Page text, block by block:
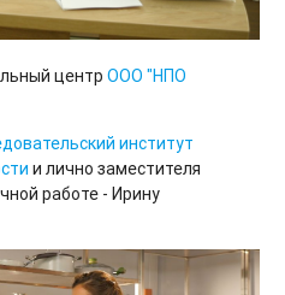
центр ООО "НПО
институт
и лично заместителя
работе - Ирину